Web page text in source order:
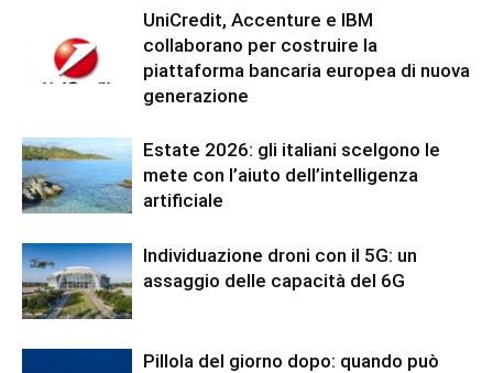
UniCredit, Accenture e IBM
collaborano per costruire la
piattaforma bancaria europea di nuova
generazione
Estate 2026: gli italiani scelgono le
mete con l’aiuto dell’intelligenza
artificiale
Individuazione droni con il 5G: un
assaggio delle capacità del 6G
Pillola del giorno dopo: quando può